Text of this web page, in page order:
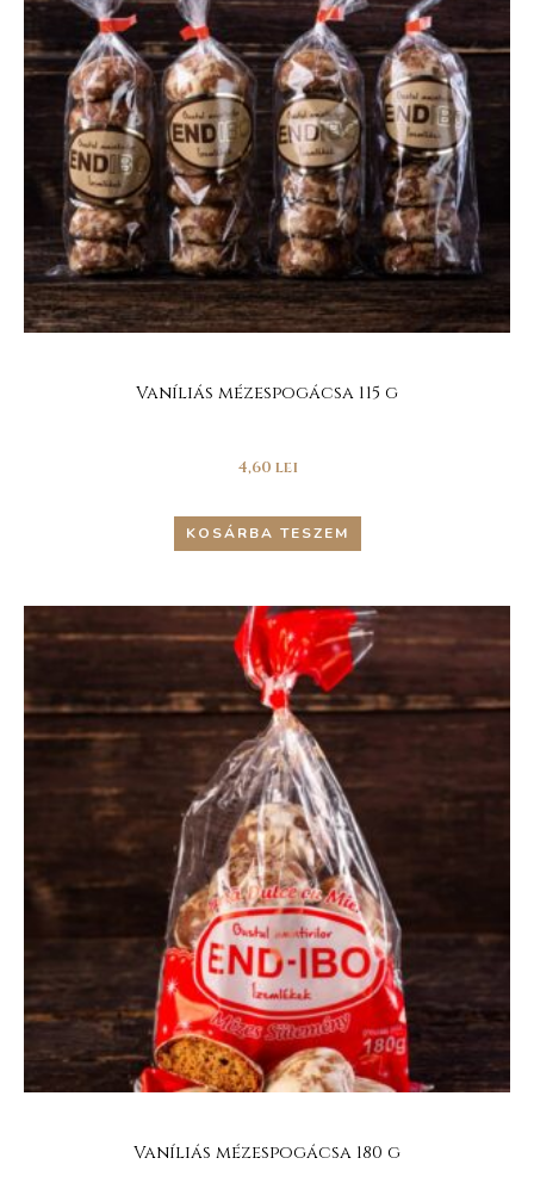
Vaníliás mézespogácsa 115 g
4,60 lei
KOSÁRBA TESZEM
Vaníliás mézespogácsa 180 g